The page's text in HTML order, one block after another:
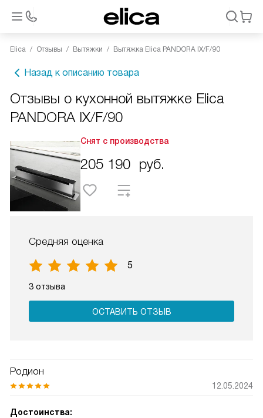
Elica Отзывы Вытяжки Вытяжка Elica PANDORA IX/F/90
Назад к описанию товара
Отзывы о кухонной вытяжке Elica
PANDORA IX/F/90
Снят с производства
205 190 руб.
Средняя оценка
5
3 отзыва
ОСТАВИТЬ ОТЗЫВ
Родион
12.05.2024
Достоинства: